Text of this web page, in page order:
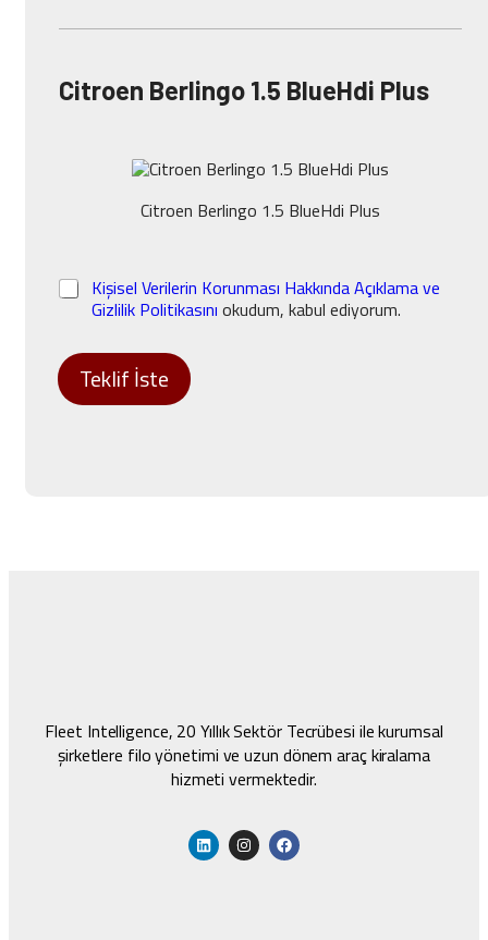
Citroen Berlingo 1.5 BlueHdi Plus
i
z
*
Citroen Berlingo 1.5 BlueHdi Plus
K
V
*
Kişisel Verilerin Korunması Hakkında Açıklama ve
Gizlilik Politikasını okudum, kabul ediyorum.
Teklif İste
Fleet Intelligence, 20 Yıllık Sektör Tecrübesi ile kurumsal
şirketlere filo yönetimi ve uzun dönem araç kiralama
hizmeti vermektedir.